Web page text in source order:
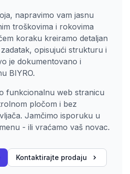
napravimo vam jasnu
troškovima i rokovima
koraku kreiramo detaljan
opisujući strukturu i
je dokumentovano i
BIYRO.
funkcionalnu web stranicu
pločom i bez
Jamčimo isporuku u
- ili vraćamo vaš novac.
Kontaktirajte prodaju